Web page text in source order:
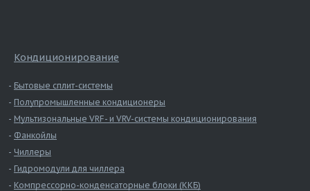
Кондиционирование
Бытовые сплит-системы
Полупромышленные кондиционеры
Мультизональные VRF- и VRV-системы кондиционирования
Фанкойлы
Чиллеры
Гидромодули для чиллера
Компрессорно-конденсаторные блоки (ККБ)